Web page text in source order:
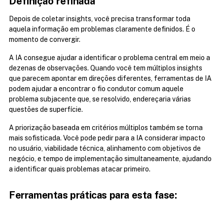
Depois de coletar insights, você precisa transformar toda
aquela informação em problemas claramente definidos. É o
momento de convergir.
A IA consegue ajudar a identificar o problema central em meio a
dezenas de observações. Quando você tem múltiplos insights
que parecem apontar em direções diferentes, ferramentas de IA
podem ajudar a encontrar o fio condutor comum aquele
problema subjacente que, se resolvido, endereçaria várias
questões de superfície.
A priorização baseada em critérios múltiplos também se torna
mais sofisticada. Você pode pedir para a IA considerar impacto
no usuário, viabilidade técnica, alinhamento com objetivos de
negócio, e tempo de implementação simultaneamente, ajudando
a identificar quais problemas atacar primeiro.
Ferramentas práticas para esta fase: